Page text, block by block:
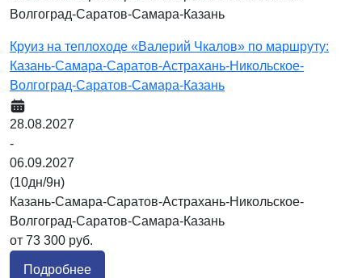
Круиз на теплоходе «Валерий Чкалов» по маршруту:
Казань-Самара-Саратов-Астрахань-Никольское-
Волгоград-Саратов-Самара-Казань
28.08.2027
-
06.09.2027
(10дн/9н)
Казань-Самара-Саратов-Астрахань-Никольское-
Волгоград-Саратов-Самара-Казань
от 73 300 руб.
Подробнее